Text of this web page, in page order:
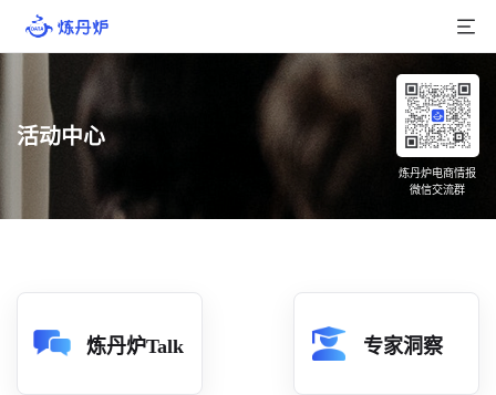
产品介绍
品牌数据
店铺数据
活动中心
炼丹炉电商情报
微信交流群
炼丹炉Talk 专家洞察